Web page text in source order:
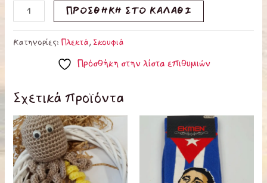
ΠΡΟΣΘΉΚΗ ΣΤΟ ΚΑΛΆΘΙ
Κατηγορίες: Πλεκτά,Σκουφιά
Πρόσθήκη στην λίστα επιθυμιών
Σχετικά προϊόντα